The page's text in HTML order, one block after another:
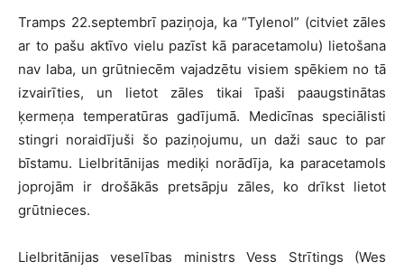
Tramps 22.septembrī paziņoja, ka “Tylenol” (citviet zāles
ar to pašu aktīvo vielu pazīst kā paracetamolu) lietošana
nav laba, un grūtniecēm vajadzētu visiem spēkiem no tā
izvairīties, un lietot zāles tikai īpaši paaugstinātas
ķermeņa temperatūras gadījumā. Medicīnas speciālisti
stingri noraidījuši šo paziņojumu, un daži sauc to par
bīstamu. Lielbritānijas mediķi norādīja, ka paracetamols
joprojām ir drošākās pretsāpju zāles, ko drīkst lietot
grūtnieces.
Lielbritānijas veselības ministrs Vess Strītings (Wes